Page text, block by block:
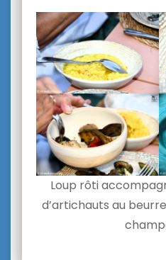
Loup rôti
d’artichauts au